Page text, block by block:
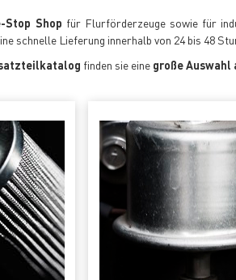
Stop Shop für Flurförderzeuge sowie für
schnelle Lieferung innerhalb von 24 bis 48
finden sie eine große